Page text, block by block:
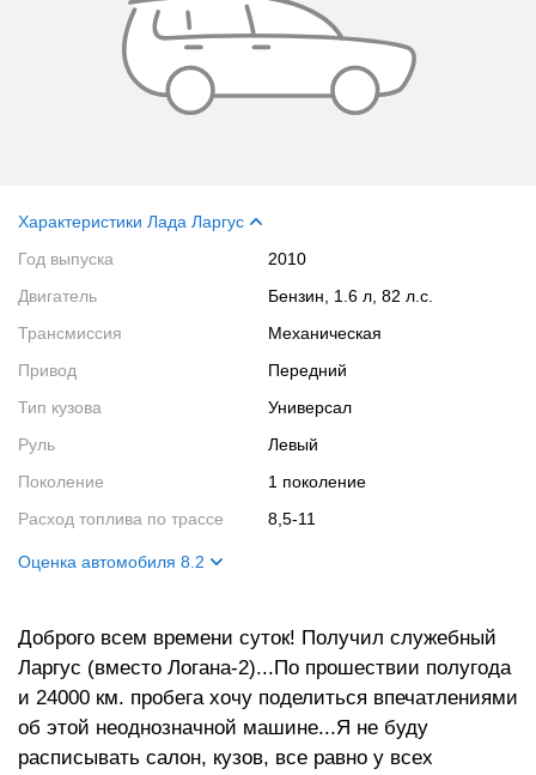
Характеристики Лада Ларгус
Год выпуска
2010
Двигатель
Бензин, 1.6 л, 82 л.с.
Трансмиссия
Механическая
Привод
Передний
Тип кузова
Универсал
Руль
Левый
Поколение
1 поколение
Расход топлива по трассе
8,5-11
Оценка автомобиля 8.2
Салон
7
Двигатель
7
Ходовые качества
10
Доброго всем времени суток! Получил служебный
Ларгус (вместо Логана-2)...По прошествии полугода
и 24000 км. пробега хочу поделиться впечатлениями
об этой неоднозначной машине...Я не буду
расписывать салон, кузов, все равно у всех